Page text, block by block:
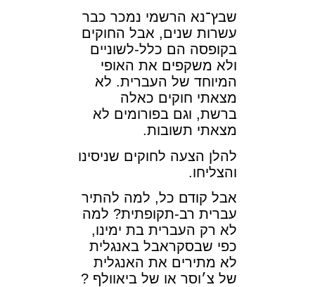
שבץ־נא הרשמי נמכר כבר
עשרות שנים, אבל החוקים
בקופסה הם כלל-לשוניים
ולא משקפים את האופי
המיוחד של העברית. לא
מצאתי חוקים כאלה
ברשת, וגם בפורומים לא
מצאתי תשובות.
להלן הצעה לחוקים שניסינו
והצליחו.
אבל קודם כל, למה להתיר
עברית רב-תקופתית? למה
לא רק העברית בת ימינו,
כפי שבסקראבל באנגלית
לא מתירים את האנגלית
של צ׳וסר או של ביאוולף ?